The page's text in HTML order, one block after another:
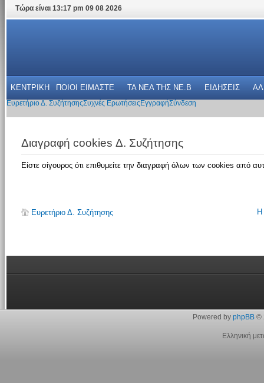
Τώρα είναι 13:17 pm 09 08 2026
ΚΕΝΤΡΙΚΗ ΠΟΙΟΙ ΕΙΜΑΣΤΕ ΤΑ ΝΕΑ THΣ NE.B ΕΙΔΗΣΕΙΣ
Ευρετήριο Δ. ΣυζήτησηςΣυχνές Ερωτήσεις ΕγγραφήΣύνδεση
Διαγραφή cookies Δ. Συζήτησης
Είστε σίγουρος ότι επιθυμείτε την διαγραφή όλων των cookies από
Ευρετήριο Δ. Συζήτησης Η
Powered by phpBB©
Ελληνική